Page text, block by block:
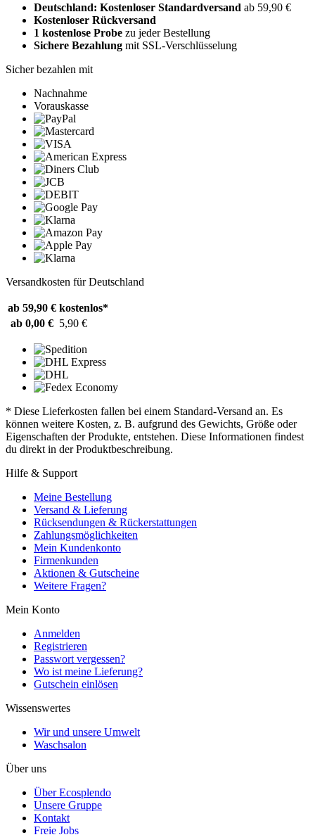
Deutschland: Kostenloser Standardversand ab 59,90 €
Kostenloser Rückversand
1 kostenlose Probe zu jeder Bestellung
Sichere Bezahlung mit SSL-Verschlüsselung
Sicher bezahlen mit
Nachnahme
Vorauskasse
Versandkosten für Deutschland
ab 59,90 € kostenlos*
ab 0,00 € 5,90 €
* Diese Lieferkosten fallen bei einem Standard-Versand an. Es
können weitere Kosten, z. B. aufgrund des Gewichts, Größe oder
Eigenschaften der Produkte, entstehen. Diese Informationen findest
du direkt in der Produktbeschreibung.
Hilfe & Support
Meine Bestellung
Versand & Lieferung
Rücksendungen & Rückerstattungen
Zahlungsmöglichkeiten
Mein Kundenkonto
Firmenkunden
Aktionen & Gutscheine
Weitere Fragen?
Mein Konto
Anmelden
Registrieren
Passwort vergessen?
Wo ist meine Lieferung?
Gutschein einlösen
Wissenswertes
Wir und unsere Umwelt
Waschsalon
Über uns
Über Ecosplendo
Unsere Gruppe
Kontakt
Freie Jobs